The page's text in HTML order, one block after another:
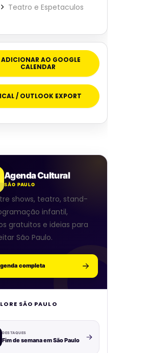
Teatro e Espetaculos
ADICIONAR AO GOOGLE
CALENDAR
/ OUTLOOK EXPORT
Agenda Cultural
SÃO PAULO
shows, teatro, stand-
infantil,
gratuitos e ideias para
São Paulo.
completa
SÃO PAULO
DESTAQUES
Fim de semana em São Paulo